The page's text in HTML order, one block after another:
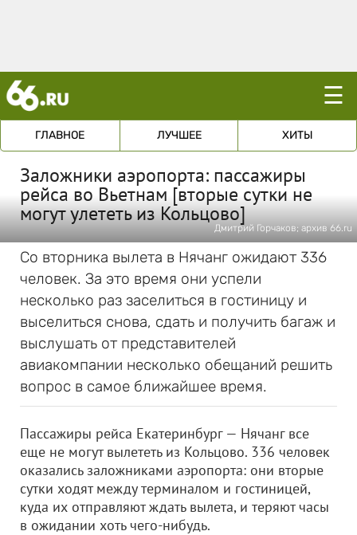
☰
ГЛАВНОЕ ЛУЧШЕЕ ХИТЫ
Заложники аэропорта: пассажиры
рейса во Вьетнам [вторые сутки не
могут улететь из Кольцово]
Дмитрий Горчаков; архив 66.ru
Со вторника вылета в Нячанг ожидают 336
человек. За это время они успели
несколько раз заселиться в гостиницу и
выселиться снова, сдать и получить багаж и
выслушать от представителей
авиакомпании несколько обещаний решить
вопрос в самое ближайшее время.
Пассажиры рейса Екатеринбург — Нячанг все
еще не могут вылететь из Кольцово. 336 человек
оказались заложниками аэропорта: они вторые
сутки ходят между терминалом и гостиницей,
куда их отправляют ждать вылета, и теряют часы
в ожидании хоть чего-нибудь.